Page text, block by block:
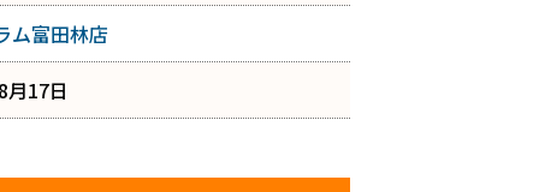
ム富田林店
月17日